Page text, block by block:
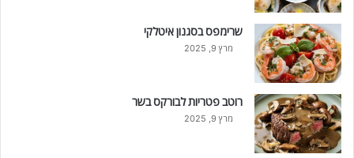
שרימפס בסגנון איטלקי
מרץ 9, 2025
רוטב פטריות לבורקס בשר
מרץ 9, 2025